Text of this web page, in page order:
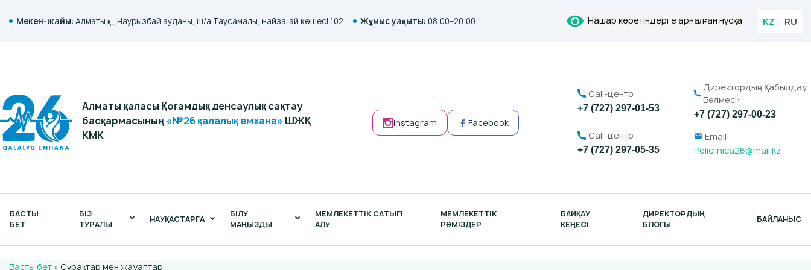
Мекен-жайы: Алматы қ., Наурызбай ауданы, ш/а Таусамалы, найзағай көшесі 102 Жұмыс уақыты: 08:00–20:00 Нашар көретіндерге арналған нұсқа KZ RU
Алматы қаласы Қоғамдық денсаулық сақтау
басқармасының«№26 қалалық емхана» ШЖҚ
КМК
Instagram Facebook
Call-центр:
+7 (727) 297-01-53
Директордың Қабылдау
Бөлмесі:
+7 (727) 297-00-23
Call-центр:
+7 (727) 297-05-35
Email:
Policlinica26@mail.kz
БАСТЫ
БЕТ
БІЗ
ТУРАЛЫ
НАУҚАСТАРҒА
БІЛУ
МАҢЫЗДЫ
МЕМЛЕКЕТТІК САТЫП
АЛУ
МЕМЛЕКЕТТІК
РӘМІЗДЕР
БАЙҚАУ
КЕҢЕСІ
ДИРЕКТОРДЫҢ
БЛОГЫ
БАЙЛАНЫС
Басты бет » Сұрақтар мен жауаптар